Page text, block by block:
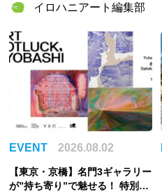
特別な2週間
イロハニアート編集部
EVENT 2026.08.02
【東京・京橋】名門3ギャラリー
が”持ち寄り”で魅せる！ 特別企